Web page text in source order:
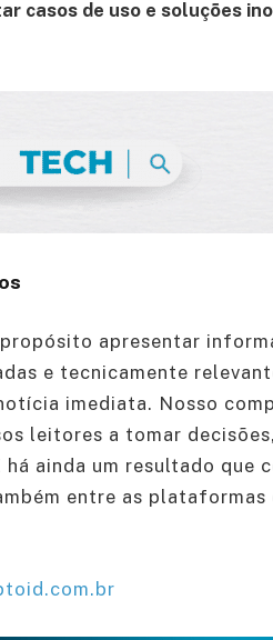
casos de uso e soluções
apresentar
e tecnicamente
imediata. Nosso
leitores a tomar
ainda um resultado que
entre as plataformas